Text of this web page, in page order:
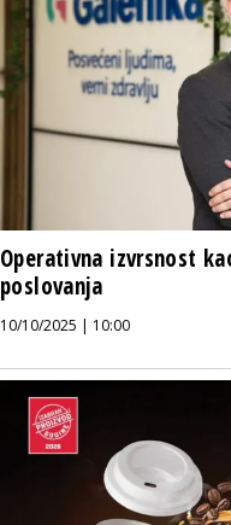
Operativna izvrsnost
poslovanja
10/10/2025 | 10:00